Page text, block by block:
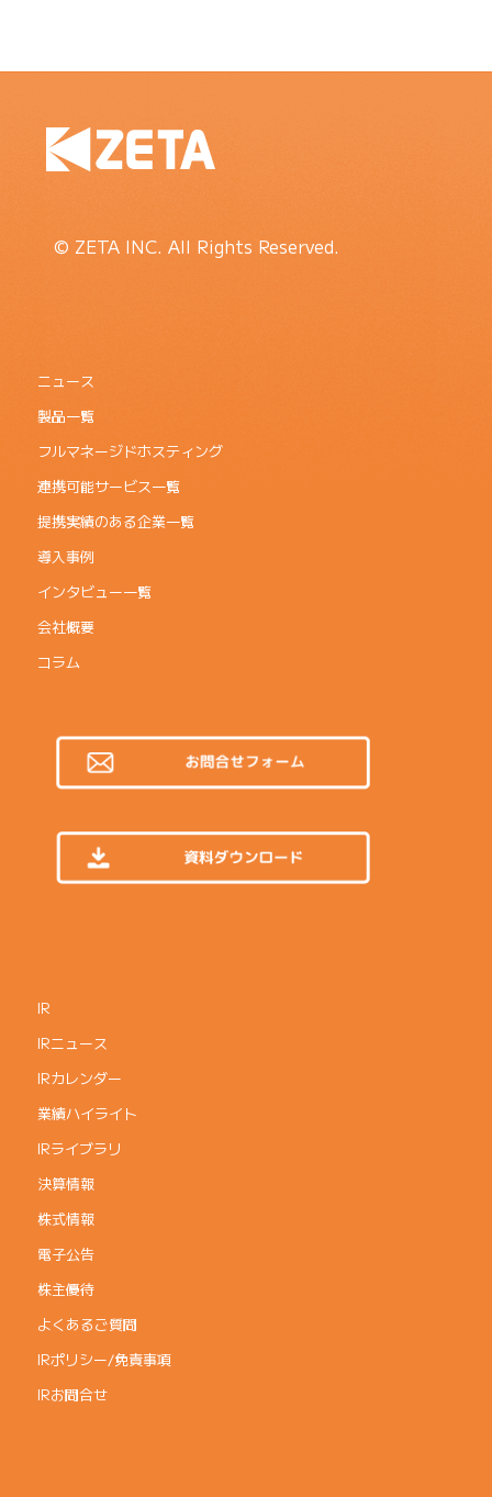
© ZETA INC. All Rights Reserved.
ニュース
製品一覧
フルマネージドホスティング
連携可能サービス一覧
提携実績のある企業一覧
導入事例
インタビュー一覧
会社概要
コラム
IR
IRニュース
IRカレンダー
業績ハイライト
IRライブラリ
決算情報
株式情報
電子公告
株主優待
よくあるご質問
IRポリシー/免責事項
IRお問合せ